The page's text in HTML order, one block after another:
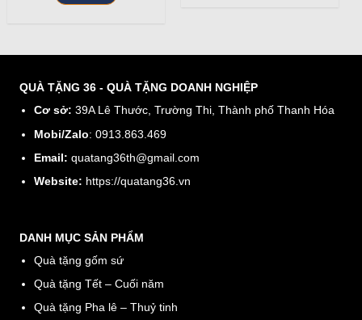
QUÀ TẶNG 36 - QUÀ TẶNG DOANH NGHIỆP
Cơ sở:39A Lê Thước, Trường Thi, Thành phố Thanh Hóa
Mobi/Zalo: 0913.863.469
Email: quatang36th@gmail.com
Website: https://quatang36.vn
DANH MỤC SẢN PHẨM
Quà tặng gốm sứ
Quà tặng Tết – Cuối năm
Quà tặng Pha lê – Thuỷ tinh